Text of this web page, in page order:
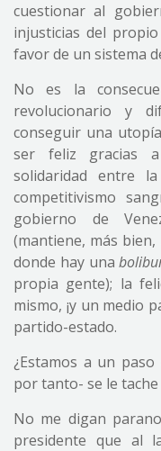
cuestionar al
injusticias del
favor de un sistema
No es la
revolucionario y
conseguir una
ser feliz gracias
solidaridad entre
competitivismo
gobierno de
(mantiene, más
donde hay una
propia gente); la
mismo, ¡y un medio
partido-estado.
¿Estamos a un
por tanto- se le
No me digan
presidente que al